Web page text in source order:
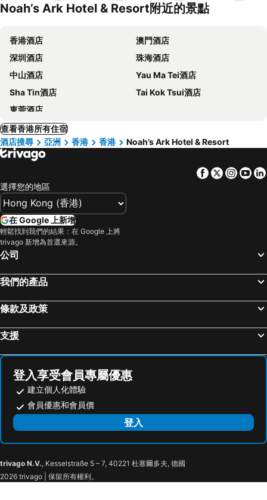
Noah’s Ark Hotel & Resort附近的景點
香港酒店
澳門酒店
深圳酒店
珠海酒店
中山酒店
Yau Ma Tei酒店
Sha Tin酒店
Tai Kok Tsui酒店
東莞酒店
查看香港所有住宿
酒店搜尋
亞洲 香港 香港 Noah’s Ark Hotel & Resort
Facebook
Twitter
選擇您的地區
在 Google 上新增
輕鬆找到我們的結果：在 Google 上將
trivago 新增為首選來源。
公司
我們的產品
條款及政策
支援
登入享受會員專屬優惠
建立個人化體驗
會員優惠和會員價
登入
trivago N.V., Kesselstraße 5 – 7, 40221 杜塞爾多夫, 德國
2026 trivago | 保留所有權利。